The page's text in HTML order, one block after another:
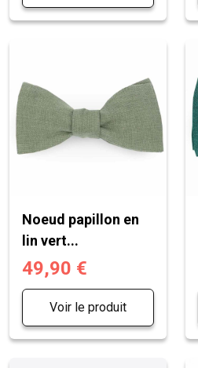
Noeud papillon en
lin vert...
49,90 €
Voir le produit